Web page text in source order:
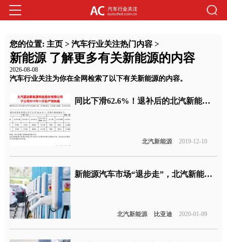
您的位置: 主页> 汽车行业关注热门内容>
新能源 了解更多有关新能源的内容
2026-08-08
汽车行业关注为你在全网检索了以下有关新能源的内容。
同比下滑62.6%！退补后的北汽新能源，销量持续下滑
北汽新能源 2019-12-10
新能源汽车市场“退步走”，北汽新能源和比亚迪双双“沦陷”
北汽新能源 比亚迪 2020-01-09